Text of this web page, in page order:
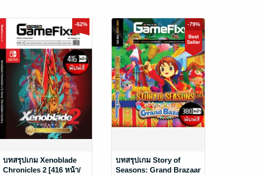
-62%
บทสรุปเกม Xenoblade
Chronicles 2 [416 หน้า/
-79%
บทสรุปเกม Story of
Seasons: Grand Brazaar